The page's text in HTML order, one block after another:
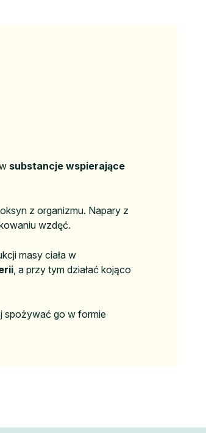
substancje wspierające
z organizmu. Napary z
wzdęć.
masy ciała w
, a przy tym działać kojąco
spożywać go w formie